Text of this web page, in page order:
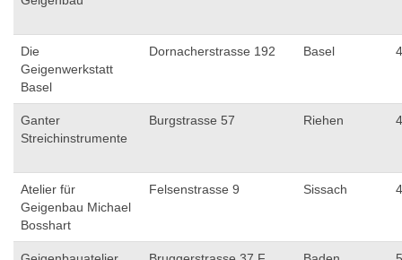
Die
Geigenwerkstatt
Basel
Dornacherstrasse 192 Basel
Ganter
Streichinstrumente
Burgstrasse 57 Riehen
Atelier für
Geigenbau Michael
Bosshart
Felsenstrasse 9 Sissach